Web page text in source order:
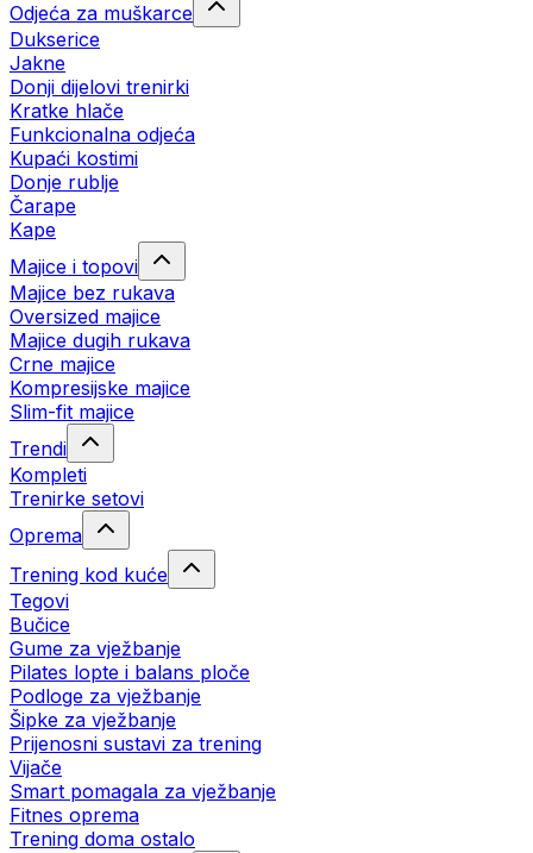
Odjeća za muškarce
Dukserice
Jakne
Donji dijelovi trenirki
Kratke hlače
Funkcionalna odjeća
Kupaći kostimi
Donje rublje
Čarape
Kape
Majice i topovi
Majice bez rukava
Oversized majice
Majice dugih rukava
Crne majice
Kompresijske majice
Slim-fit majice
Trendi
Kompleti
Trenirke setovi
Oprema
Trening kod kuće
Tegovi
Bučice
Gume za vježbanje
Pilates lopte i balans ploče
Podloge za vježbanje
Šipke za vježbanje
Prijenosni sustavi za trening
Vijače
Smart pomagala za vježbanje
Fitnes oprema
Trening doma ostalo